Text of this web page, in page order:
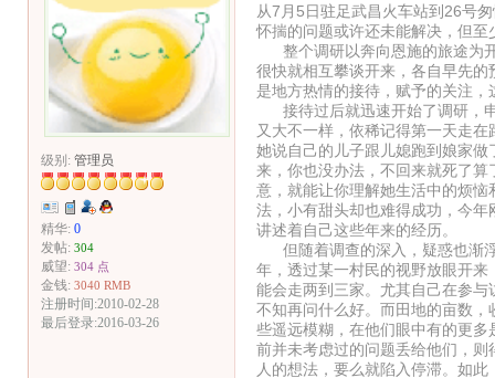
级别: 管理员
精华: 0
发帖: 304
威望: 304 点
金钱: 3040 RMB
注册时间:2010-02-28
最后登录:2016-03-26
从7月5日驻足武昌火车站到26号
怀揣的问题或许还未能解决，但
整个调研以奔向恩施的旅途为开
很快就相互攀谈开来，各自早先
是地方热情的接待，赋予的关注
接待过后就迅速开始了调研，申
又大不一样，依稀记得第一天走
她说自己的儿子跟儿媳跑到娘家
来，你也没办法，不回来就死了
意，就能让你理解她生活中的烦
法，小有甜头却也难得成功，今
讲述着自己这些年来的经历。
但随着调查的深入，疑惑也渐浮
年，透过某一村民的视野放眼开
能会走两到三家。尤其自己在参与
不知再问什么好。而田地的亩数
些遥远模糊，在他们眼中有的更
前并未考虑过的问题丢给他们，
人的想法，要么就陷入停滞。如